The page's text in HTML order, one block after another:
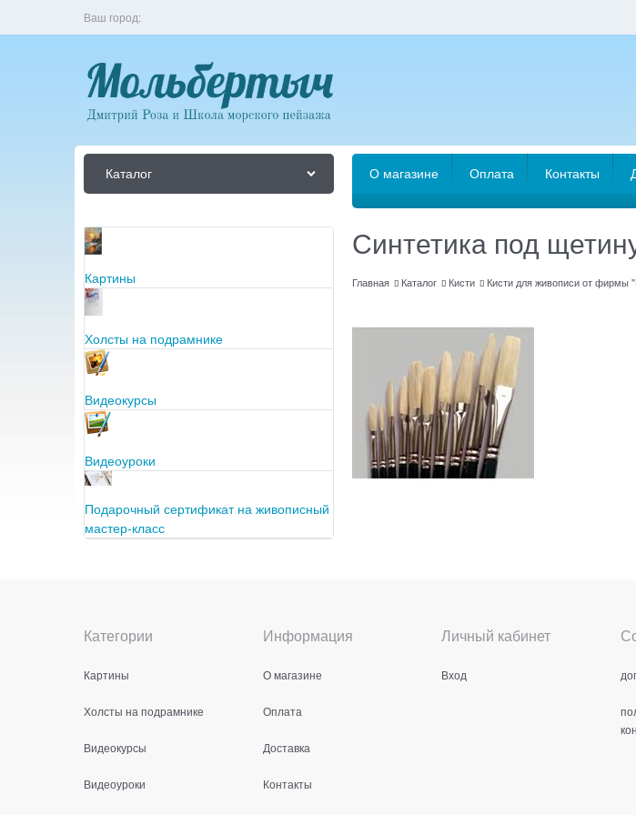
Ваш город:
Каталог О магазине Оплата Контакты
Картины
Холсты на подрамнике
Видеокурсы
Видеоуроки
Подарочный сертификат на живописный
мастер-класс
Синтетика под
Главная Каталог Кисти Кисти для живописи от фирмы
Категории
Картины
Холсты на подрамнике
Видеокурсы
Видеоуроки
Информация
О магазине
Оплата
Доставка
Контакты
Личный кабинет
Вход